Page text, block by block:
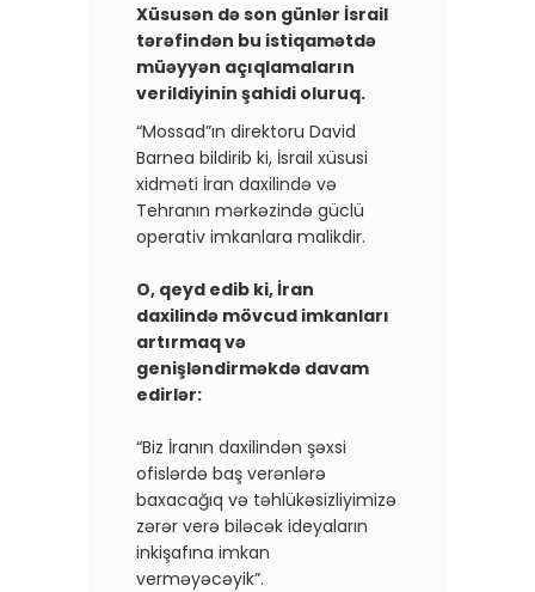
Xüsusən də son günlər İsrail
tərəfindən bu istiqamətdə
müəyyən açıqlamaların
verildiyinin şahidi oluruq.
“Mossad”ın direktoru David
Barnea bildirib ki, İsrail xüsusi
xidməti İran daxilində və
Tehranın mərkəzində güclü
operativ imkanlara malikdir.
O, qeyd edib ki, İran
daxilində mövcud imkanları
artırmaq və
genişləndirməkdə davam
edirlər:
“Biz İranın daxilindən şəxsi
ofislərdə baş verənlərə
baxacağıq və təhlükəsizliyimizə
zərər verə biləcək ideyaların
inkişafına imkan
verməyəcəyik”.